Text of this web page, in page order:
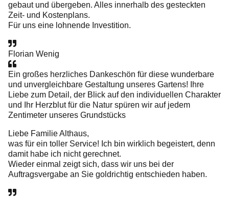
gebaut und übergeben. Alles innerhalb des gesteckten
Zeit- und Kostenplans.
Für uns eine lohnende Investition.
Florian Wenig
Ein großes herzliches Dankeschön für diese wunderbare
und unvergleichbare Gestaltung unseres Gartens! Ihre
Liebe zum Detail, der Blick auf den individuellen Charakter
und Ihr Herzblut für die Natur spüren wir auf jedem
Zentimeter unseres Grundstücks
Liebe Familie Althaus,
was für ein toller Service! Ich bin wirklich begeistert, denn
damit habe ich nicht gerechnet.
Wieder einmal zeigt sich, dass wir uns bei der
Auftragsvergabe an Sie goldrichtig entschieden haben.